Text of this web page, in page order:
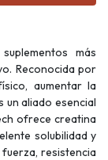
más
Reconocida por
aumentar la
un aliado esencial
ofrece creatina
solubilidad y
resistencia